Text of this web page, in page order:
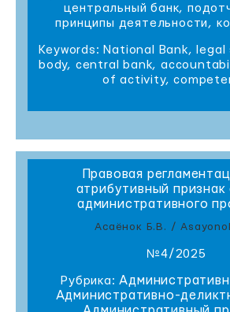
центральный банк,
принципы деятельности,
Keywords: National Bank,
body, central bank,
of activity,
Правовая
атрибутивный признак
административного
Асаёнок Б.В. /
№4/2025
Рубрика:
Административно-